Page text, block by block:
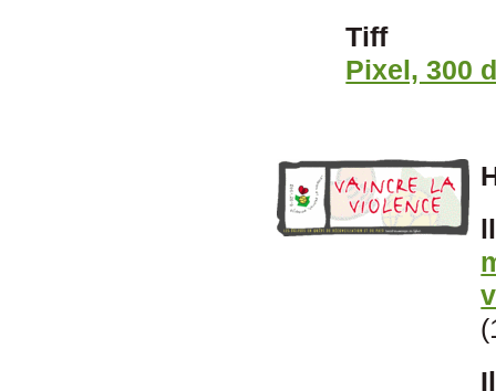
Tiff
Pixel, 300